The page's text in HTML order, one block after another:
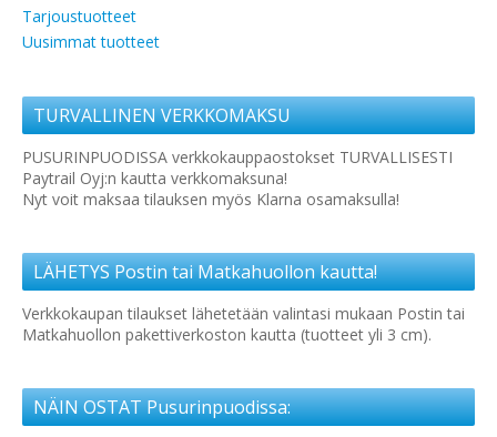
Tarjoustuotteet
Uusimmat tuotteet
TURVALLINEN VERKKOMAKSU
PUSURINPUODISSA verkkokauppaostokset TURVALLISESTI
Paytrail Oyj:n kautta verkkomaksuna!
Nyt voit maksaa tilauksen myös Klarna osamaksulla!
LÄHETYS Postin tai Matkahuollon kautta!
Verkkokaupan tilaukset lähetetään valintasi mukaan Postin tai
Matkahuollon pakettiverkoston kautta (tuotteet yli 3 cm).
NÄIN OSTAT Pusurinpuodissa: